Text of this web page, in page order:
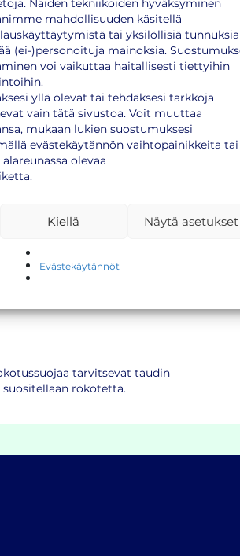
Näiden tekniikoiden hyväksyminen
mahdollisuuden käsitellä
tai yksilöllisiä tunnuksia
(ei-)personoituja mainoksia.
voi vaikuttaa haitallisesti tiettyihin
yllä olevat tai tehdäksesi tarkkoja
vain tätä sivustoa. Voit muuttaa
mukaan lukien suostumuksesi
evästekäytännön vaihtopainikkeita tai
olevaa
Kiellä Näytä asetukset
Evästekäytännöt
rokotteiden osalta:
matkaa suunniteltaessa, että osaan
ottaa A-hepatiittirokote. B-
seksikontaktissa.
tarvitsevat taudin
rokotetta.